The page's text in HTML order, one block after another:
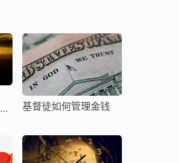
基督徒如何管理金钱